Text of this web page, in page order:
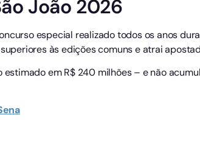
João 2026
especial realizado todos os anos
às edições comuns e atrai
em R$ 240 milhões – e não